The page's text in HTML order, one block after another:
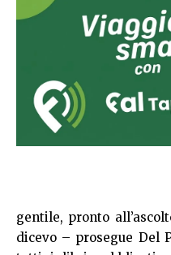
gentile, pronto
dicevo – prosegue Del